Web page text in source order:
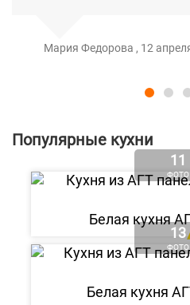
Мария Федорова , 12
Популярные кухни
11
ФОТО
Белая кухня
13
ФОТО
Белая кухня